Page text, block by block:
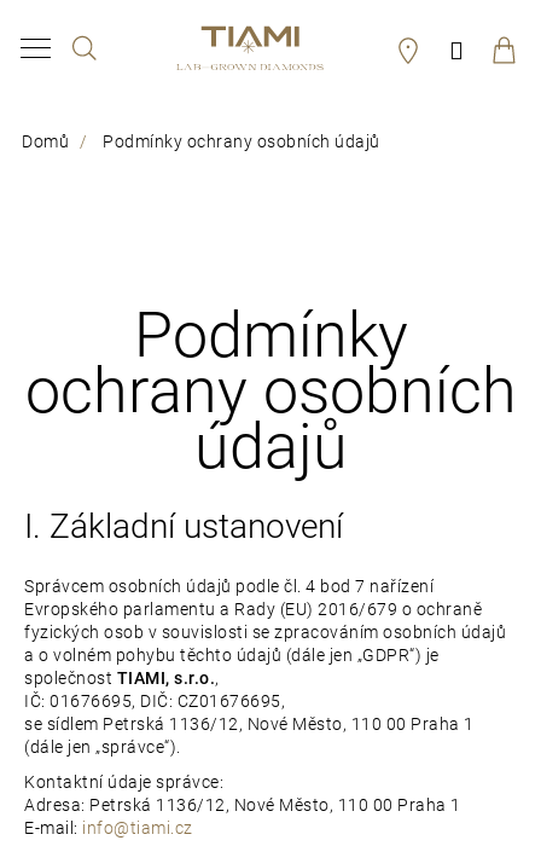
Hledat
Domů Podmínky ochrany osobních údajů
Podmínky
ochrany osobních
údajů
I. Základní ustanovení
Správcem osobních údajů podle čl. 4 bod 7 nařízení
Evropského parlamentu a Rady (EU) 2016/679 o ochraně
fyzických osob v souvislosti se zpracováním osobních údajů
a o volném pohybu těchto údajů (dále jen „GDPR“) je
společnost TIAMI, s.r.o.,
IČ: 01676695, DIČ: CZ01676695,
se sídlem Petrská 1136/12, Nové Město, 110 00 Praha 1
(dále jen „správce“).
Kontaktní údaje správce:
Adresa: Petrská 1136/12, Nové Město, 110 00 Praha 1
E-mail: info@tiami.cz
Zpět
Zpět
C
e
j
e
t
e
n
a
j
í